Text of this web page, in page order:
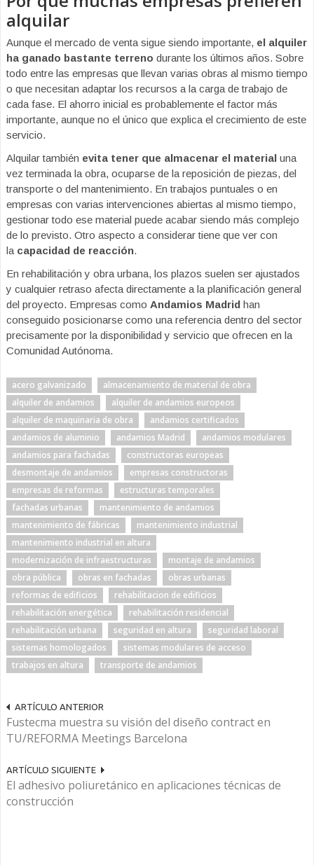
alquilar
Aunque el mercado de venta sigue siendo importante, el alquiler
ha ganado bastante terreno durante los últimos años. Sobre
todo entre las empresas que llevan varias obras al mismo tiempo
o que necesitan adaptar los recursos a la carga de trabajo de
cada fase. El ahorro inicial es probablemente el factor más
importante, aunque no el único que explica el crecimiento de este
servicio.
Alquilar también evita tener que almacenar el material una
vez terminada la obra, ocuparse de la reposición de piezas, del
transporte o del mantenimiento. En trabajos puntuales o en
empresas con varias intervenciones abiertas al mismo tiempo,
gestionar todo ese material puede acabar siendo más complejo
de lo previsto. Otro aspecto a considerar tiene que ver con
la capacidad de reacción.
En rehabilitación y obra urbana, los plazos suelen ser ajustados
y cualquier retraso afecta directamente a la planificación general
del proyecto. Empresas como Andamios Madrid han
conseguido posicionarse como una referencia dentro del sector
precisamente por la disponibilidad y servicio que ofrecen en la
Comunidad Autónoma.
acero galvanizado
almacenamiento de material de obra
alquiler de andamios
alquiler de andamios europeos
alquiler de maquinaria de obra
andamios certificados
andamios de aluminio
andamios Madrid
andamios modulares
andamios para fachadas
constructoras europeas
desmontaje de andamios
empresas constructoras
empresas de reformas
estructuras temporales
fachadas urbanas
mantenimiento de andamios
mantenimiento de fábricas
mantenimiento industrial
mantenimiento industrial en altura
modernización de infraestructuras
montaje de andamios
obra pública
obras en fachadas
obras urbanas
reformas de edificios
rehabilitacion de edificios
rehabilitación energética
rehabilitación residencial
rehabilitación urbana
seguridad en altura
seguridad laboral
sistemas homologados
sistemas modulares de acceso
trabajos en altura
transporte de andamios
ARTÍCULO ANTERIOR
Fustecma muestra su visión del diseño contract en
TU/REFORMA Meetings Barcelona
ARTÍCULO SIGUIENTE
El adhesivo poliuretánico en aplicaciones técnicas de
construcción